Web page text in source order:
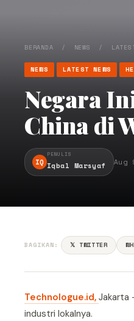
BERANDA / NEWS /
NEWS LATEST NEWS
Negara
China di
IQ
PENULIS
Iqbal Marsyaf Aug
BAGIKAN: 𝕏 TWITTER
Technologue.id, Jakarta
industri lokalnya.